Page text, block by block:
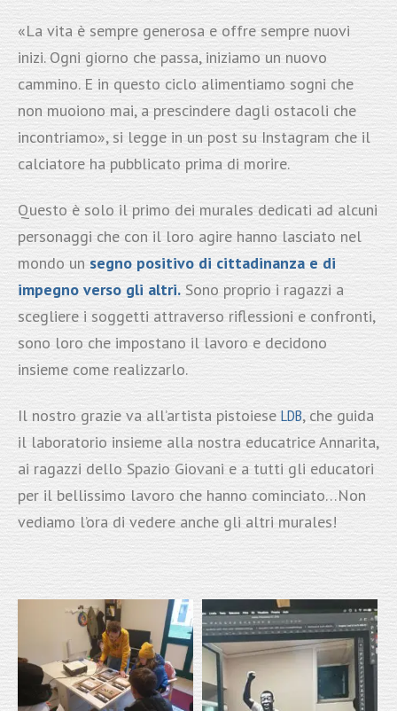
«La vita è sempre generosa e offre sempre nuovi
inizi. Ogni giorno che passa, iniziamo un nuovo
cammino. E in questo ciclo alimentiamo sogni che
non muoiono mai, a prescindere dagli ostacoli che
incontriamo», si legge in un post su Instagram che il
calciatore ha pubblicato prima di morire.
Questo è solo il primo dei murales dedicati ad alcuni
personaggi che con il loro agire hanno lasciato nel
mondo un segno positivo di cittadinanza e di
impegno verso gli altri.Sono proprio i ragazzi a
scegliere i soggetti attraverso riflessioni e confronti,
sono loro che impostano il lavoro e decidono
insieme come realizzarlo.
Il nostro grazie va all’artista pistoiese LDB, che guida
il laboratorio insieme alla nostra educatrice Annarita,
ai ragazzi dello Spazio Giovani e a tutti gli educatori
per il bellissimo lavoro che hanno cominciato…Non
vediamo l’ora di vedere anche gli altri murales!